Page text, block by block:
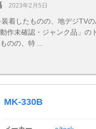
2023年2月5日
着したものの、地デジTV
作未確認・ジャンク品」の
のの、特 ...
MK-330B